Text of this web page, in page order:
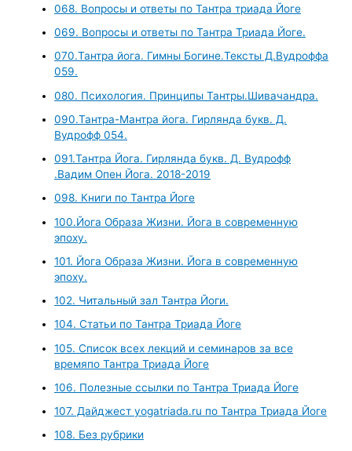
068. Вопросы и ответы по Тантра триада Йоге
069. Вопросы и ответы по Тантра Триада Йоге.
070.Тантра йога. Гимны Богине.Тексты Д.Вудроффа
059.
080. Психология. Принципы Тантры.Шивачандра.
090.Тантра-Мантра йога. Гирлянда букв. Д.
Вудрофф 054.
091.Тантра Йога. Гирлянда букв. Д. Вудрофф
.Вадим Опен Йога. 2018-2019
098. Книги по Тантра Йоге
100.Йога Образа Жизни. Йога в современную
эпоху.
101. Йога Образа Жизни. Йога в современную
эпоху.
102. Читальный зал Тантра Йоги.
104. Статьи по Тантра Триада Йоге
105. Список всех лекций и семинаров за все
времяпо Тантра Триада Йоге
106. Полезные ссылки по Тантра Триада Йоге
107. Дайджест yogatriada.ru по Тантра Триада Йоге
108. Без рубрики